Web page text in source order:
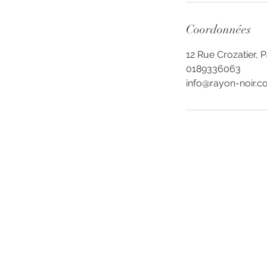
Coordonnées
12 Rue Crozatier,
0189336063
info@rayon-